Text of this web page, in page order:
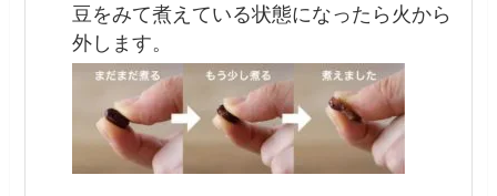
豆をみて煮えている状態になったら火から
外します。